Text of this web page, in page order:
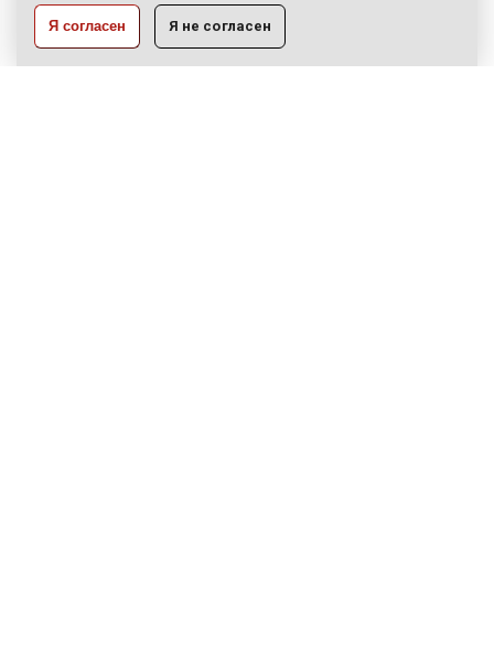
РАЗРАБОТКА:
ЦВР «Октябрьский»
Я не согласен
Я согласен